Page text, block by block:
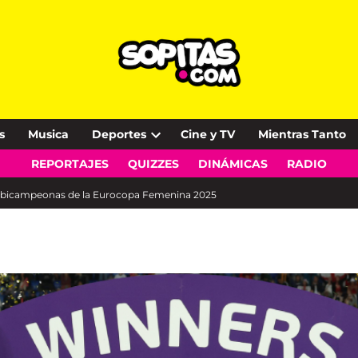
Musica Deportes
Open
dropdown
Cine y TV Mientras Tanto
REPORTAJES QUIZZES DINÁMICAS RADIO
de la Eurocopa Femenina 2025